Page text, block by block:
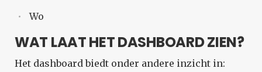
Wo
WAT LAAT HET DASHBOARD ZIEN?
Het dashboard biedt onder andere inzicht in: